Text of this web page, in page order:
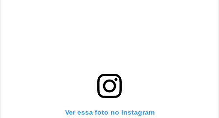
Ver essa foto no Instagram